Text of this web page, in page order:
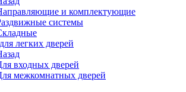
и комплектующие
системы
легких дверей
входных дверей
межкомнатных дверей